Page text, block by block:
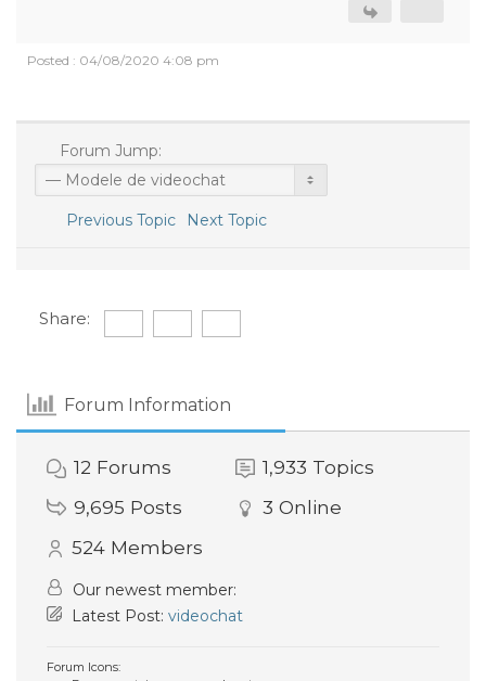
Posted : 04/08/2020 4:08 pm
Forum Jump:
Previous Topic Next Topic
Share:
Forum Information
12 Forums 1,933 Topics
9,695 Posts 3 Online
524 Members
Our newest member:
Latest Post: videochat
Forum Icons: